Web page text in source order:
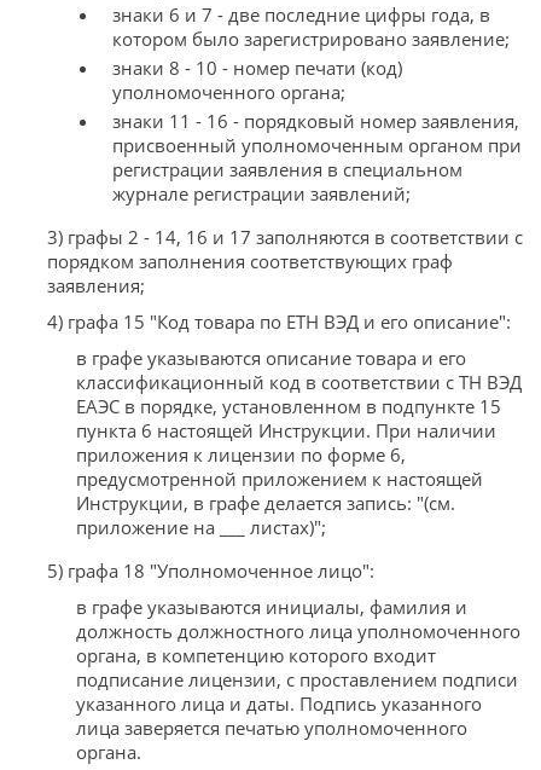
знаки 6 и 7 - две последние цифры года, в
котором было зарегистрировано заявление;
знаки 8 - 10 - номер печати (код)
уполномоченного органа;
знаки 11 - 16 - порядковый номер заявления,
присвоенный уполномоченным органом при
регистрации заявления в специальном
журнале регистрации заявлений;
3) графы 2 - 14, 16 и 17 заполняются в соответствии с
порядком заполнения соответствующих граф
заявления;
4) графа 15 "Код товара по ЕТН ВЭД и его описание":
в графе указываются описание товара и его
классификационный код в соответствии с ТН ВЭД
ЕАЭС в порядке, установленном в подпункте 15
пункта 6 настоящей Инструкции. При наличии
приложения к лицензии по форме 6,
предусмотренной приложением к настоящей
Инструкции, в графе делается запись: "(см.
приложение на ___ листах)";
5) графа 18 "Уполномоченное лицо":
в графе указываются инициалы, фамилия и
должность должностного лица уполномоченного
органа, в компетенцию которого входит
подписание лицензии, с проставлением подписи
указанного лица и даты. Подпись указанного
лица заверяется печатью уполномоченного
органа.